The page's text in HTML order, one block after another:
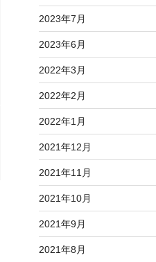
2023年7月
2023年6月
2022年3月
2022年2月
2022年1月
2021年12月
2021年11月
2021年10月
2021年9月
2021年8月